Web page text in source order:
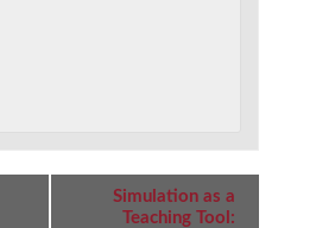
Simulation as a
Teaching Tool: